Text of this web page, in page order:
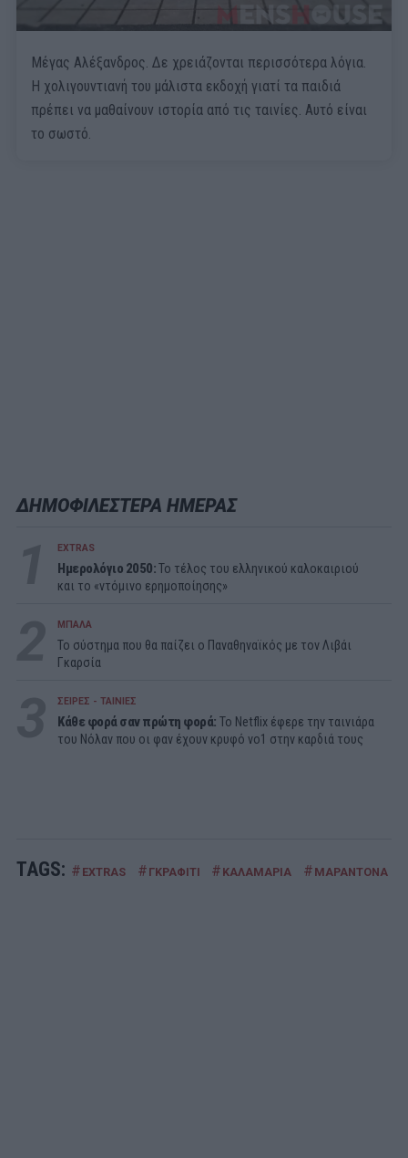
Μέγας Αλέξανδρος. Δε χρειάζονται περισσότερα λόγια.
Η χολιγουντιανή του μάλιστα εκδοχή γιατί τα παιδιά
πρέπει να μαθαίνουν ιστορία από τις ταινίες. Αυτό είναι
το σωστό.
ΔΗΜΟΦΙΛΕΣΤΕΡΑ ΗΜΕΡΑΣ
EXTRAS
Ημερολόγιο 2050:To τέλος του ελληνικού καλοκαιριού
και το «ντόμινο ερημοποίησης»
ΜΠΑΛΑ
Το σύστημα που θα παίζει ο Παναθηναϊκός με τον Λιβάι
Γκαρσία
ΣΕΙΡΕΣ - ΤΑΙΝΙΕΣ
Κάθε φορά σαν πρώτη φορά: Το Netflix έφερε την ταινιάρα
του Νόλαν που οι φαν έχουν κρυφό νο1 στην καρδιά τους
TAGS: # EXTRAS # ΓΚΡΑΦΙΤΙ # ΚΑΛΑΜΑΡΙΑ # ΜΑΡΑΝΤΟΝΑ